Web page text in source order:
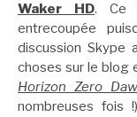
Waker HD. Ce
entrecoupée
discussion Skype
choses sur le blog
Horizon Zero
nombreuses fois